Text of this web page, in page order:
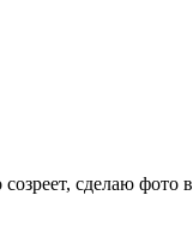
сделаю фото